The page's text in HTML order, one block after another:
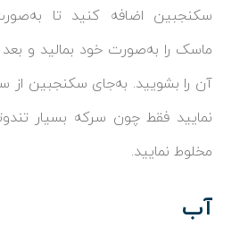
سکنجبین اضافه کنید تا
ماسک را به‌صورت خود بمالید و
آن را بشویید. به‌جای سکنجبین از
نمایید فقط چون سرکه بسیار
مخلوط نمایید.
آب